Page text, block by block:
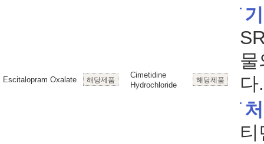
Escitalopram Oxalate 해당제품
Cimetidine
Hydrochloride
해당제품
물
다.
티